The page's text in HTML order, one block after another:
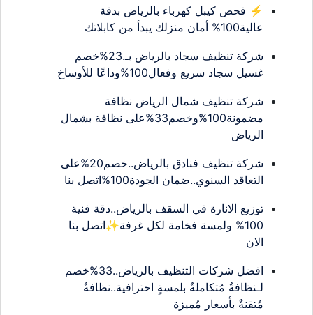
⚡ فحص كيبل كهرباء بالرياض بدقة
عالية100% أمان منزلك يبدأ من كابلاتك
شركة تنظيف سجاد بالرياض بـ.23%خصم
غسيل سجاد سريع وفعال100%وداعًا للأوساخ
شركة تنظيف شمال الرياض نظافة
مضمونة100%وخصم33%على نظافة بشمال
الرياض
شركة تنظيف فنادق بالرياض..خصم20%على
التعاقد السنوي..ضمان الجودة100%اتصل بنا
توزيع الانارة في السقف بالرياض..دقة فنية
100% ولمسة فخامة لكل غرفة✨اتصل بنا
الان
افضل شركات التنظيف بالرياض..33%خصم
لـنظافةٌ مُتكاملةٌ بلمسةٍ احترافية..نظافةٌ
مُتقنةٌ بأسعار مُميزة